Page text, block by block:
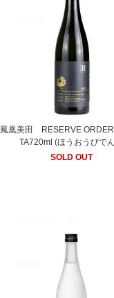
鳳凰美田 RESERVE
TA720ml (ほうおうびでん
SOLD OUT